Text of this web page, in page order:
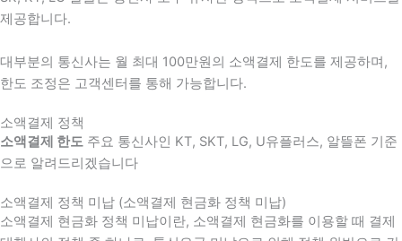
제공합니다.
대부분의 통신사는 월 최대 100만원의 소액결제 한도를 제공하며,
한도 조정은 고객센터를 통해 가능합니다.
소액결제 정책
소액결제 한도 주요 통신사인 KT, SKT, LG, U유플러스, 알뜰폰 기준
으로 알려드리겠습니다
소액결제 정책 미납 (소액결제 현금화 정책 미납)
소액결제 현금화 정책 미납이란, 소액결제 현금화를 이용할 때 결제